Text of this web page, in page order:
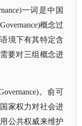
一词是中国
概念过
境下有其特定含
要对三组概念进
。俞可
家权力对社会进
公共权威来维护